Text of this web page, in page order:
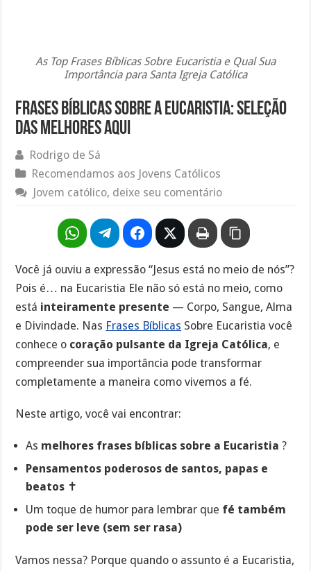
As Top Frases Bíblicas Sobre Eucaristia e Qual Sua
Importância para Santa Igreja Católica
Frases Bíblicas Sobre a Eucaristia: Seleção
das melhores aqui
Rodrigo de Sá
Recomendamos aos Jovens Católicos
Jovem católico, deixe seu comentário
Você já ouviu a expressão “Jesus está no meio de nós”?
Pois é… na Eucaristia Ele não só está no meio, como
está inteiramente presente — Corpo, Sangue, Alma
e Divindade. Nas Frases Bíblicas Sobre Eucaristia você
conhece o coração pulsante da Igreja Católica, e
compreender sua importância pode transformar
completamente a maneira como vivemos a fé.
Neste artigo, você vai encontrar:
As melhores frases bíblicas sobre a Eucaristia ?
Pensamentos poderosos de santos, papas e
beatos ✝️
Um toque de humor para lembrar que fé também
pode ser leve (sem ser rasa)
Vamos nessa? Porque quando o assunto é a Eucaristia,